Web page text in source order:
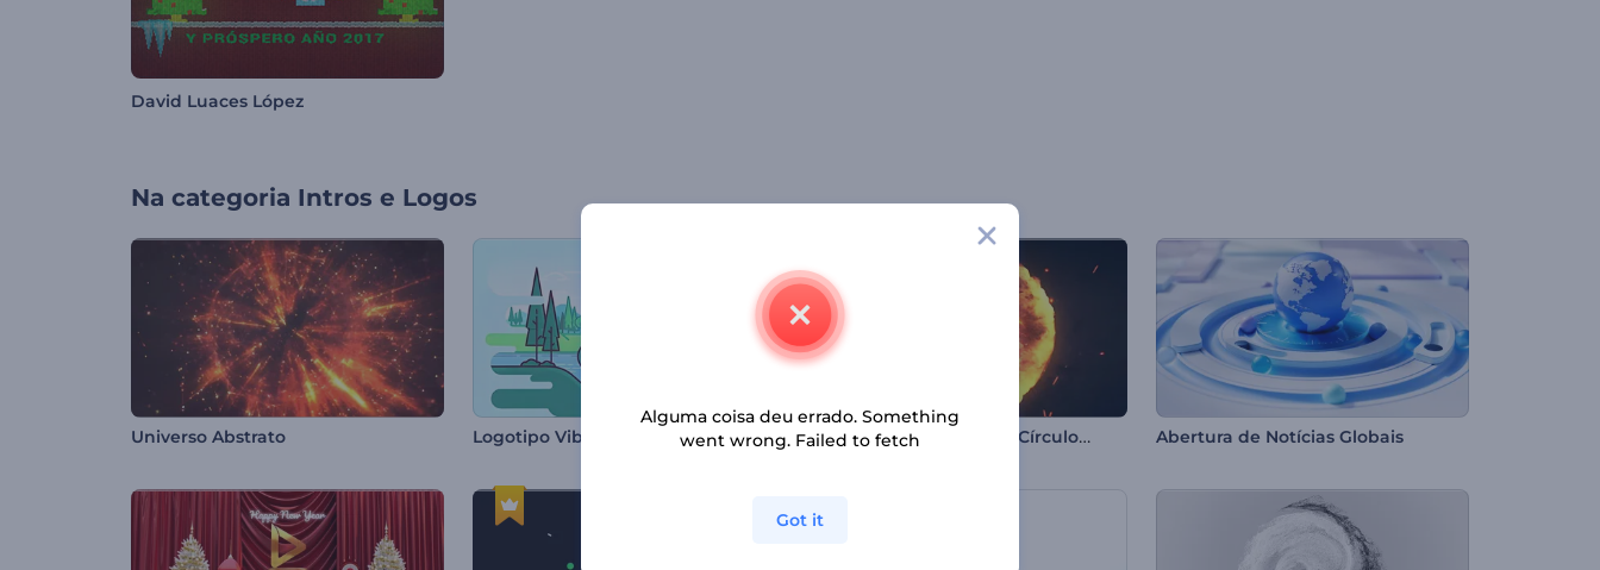
David Luaces López
Na categoria Intros e Logos
Universo Abstrato Logotipo Vibe de Natureza Revelação do Logotipo Círculo Flamejante Abertura de Notícias Globais
Alguma coisa deu errado. Something
went wrong. Failed to fetch
Got it